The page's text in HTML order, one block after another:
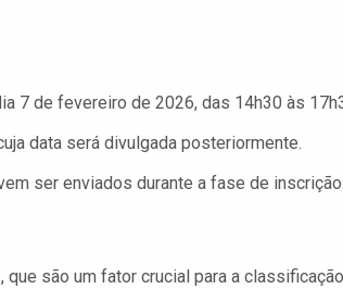
7 de fevereiro de 2026, das 14h30 às
data será divulgada posteriormente.
ser enviados durante a fase de
são um fator crucial para a classificação